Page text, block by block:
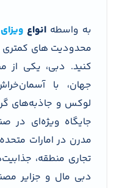
به واسطهانواع
محدودیت های کمتری
کنید. دبی، یکی از
جهان، با
لوکس و جاذبه‌های
جایگاه ویژه‌ای در
مدرن در امارات
تجاری منطقه،
دبی مال و جزایر